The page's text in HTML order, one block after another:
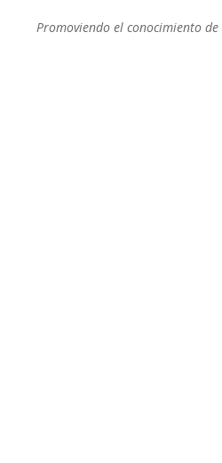
Promoviendo el conocimiento